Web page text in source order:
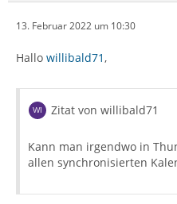
13. Februar 2022 um 10:30
Hallo willibald71,
Zitat von willibald71
Kann man irgendwo in
allen synchronisierten